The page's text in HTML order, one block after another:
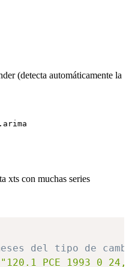
(detecta automáticamente la
xts con muchas series
del tipo de